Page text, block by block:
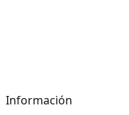
Información